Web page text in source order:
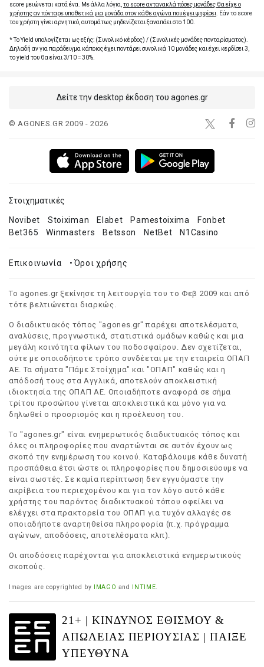
score μειώνεται κατά ένα. Με άλλα λόγια, το score αντανακλά πόσες μονάδες θα είχε ο
χρήστης αν πόνταρε υποθετικά μια μονάδα στον κάθε αγώνα που έχει ψηφίσει . Εάν το score
του χρήστη γίνει αρνητικό, αυτομάτως μηδενίζεται ξαναπάει στο 100.
* Το Yield υπολογίζεται ως εξής: (Συνολικό κέρδος) / (Συνολικές μονάδες πονταρίσματος).
Δηλαδή αν για παράδειγμα κάποιος έχει ποντάρει συνολικά 10 μονάδες και έχει κερδίσει 3,
το yield του θα είναι 3/10 = 30%.
Δείτε την desktop έκδοση του agones.gr
© AGONES.GR 2009 - 2026
Στοιχηματικές
Novibet Stoiximan Elabet Pamestoixima
Fonbet
Bet365
Winmasters Betsson NetBet N1Casino
Επικοινωνία •Όροι χρήσης
Το agones.gr ξεκίνησε τη λειτουργία του το Φεβ 2009 και από
τότε βελτιώνεται διαρκώς.
Ο διαδικτυακός τόπος "agones.gr" παρέχει αποτελέσματα,
αναλύσεις, προγνωστικά, στατιστικά ομάδων καθώς και μια
μεγάλη κοινότητα φίλων του ποδοσφαίρου. Δεν σχετίζεται,
ούτε με οποιοδήποτε τρόπο συνδέεται με την εταιρεία ΟΠΑΠ
ΑΕ. Τα σήματα "Πάμε Στοίχημα" και "ΟΠΑΠ" καθώς και η
απόδοσή τους στα Αγγλικά, αποτελούν αποκλειστική
ιδιοκτησία της ΟΠΑΠ ΑΕ. Οποιαδήποτε αναφορά σε σήμα
τρίτου προσώπου γίνεται αποκλειστικά και μόνο για να
δηλωθεί ο προορισμός και η προέλευση του.
Το "agones.gr" είναι ενημερωτικός διαδικτυακός τόπος και
όλες οι πληροφορίες που αναρτώνται σε αυτόν έχουν ως
σκοπό την ενημέρωση του κοινού. Καταβάλουμε κάθε δυνατή
προσπάθεια έτσι ώστε οι πληροφορίες που δημοσιεύουμε να
είναι σωστές. Σε καμία περίπτωση δεν εγγυόμαστε την
ακρίβεια του περιεχομένου και για τον λόγο αυτό κάθε
χρήστης του παρόντος διαδικτυακού τόπου οφείλει να
ελέγχει στα πρακτορεία του ΟΠΑΠ για τυχόν αλλαγές σε
οποιαδήποτε αναρτηθείσα πληροφορία (π.χ. πρόγραμμα
αγώνων, αποδόσεις, αποτελέσματα κλπ).
Οι αποδόσεις παρέχονται για αποκλειστικά ενημερωτικούς
σκοπούς.
Images are copyrighted by IMAGO and INTIME.
21+ | ΚΙΝΔΥΝΟΣ ΕΘΙΣΜΟΥ &
ΑΠΩΛΕΙΑΣ ΠΕΡΙΟΥΣΙΑΣ | ΠΑΙΞΕ
ΥΠΕΥΘΥΝΑ